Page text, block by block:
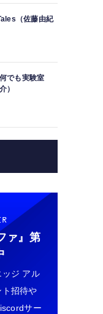
（佐藤由紀
でも実験室
）
ァ』 第
ッジ アル
招待や
サー